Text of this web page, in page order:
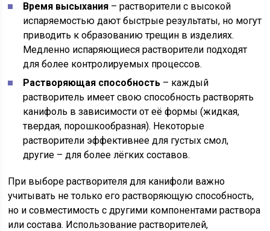
Время высыхания – растворители с высокой
испаряемостью дают быстрые результаты, но могут
приводить к образованию трещин в изделиях.
Медленно испаряющиеся растворители подходят
для более контролируемых процессов.
Растворяющая способность – каждый
растворитель имеет свою способность растворять
канифоль в зависимости от её формы (жидкая,
твердая, порошкообразная). Некоторые
растворители эффективнее для густых смол,
другие – для более лёгких составов.
При выборе растворителя для канифоли важно
учитывать не только его растворяющую способность,
но и совместимость с другими компонентами раствора
или состава. Использование растворителей,